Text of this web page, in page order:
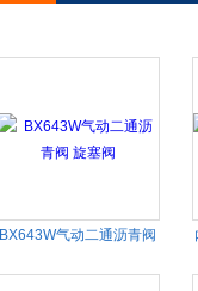
BX643W气动二通沥青阀